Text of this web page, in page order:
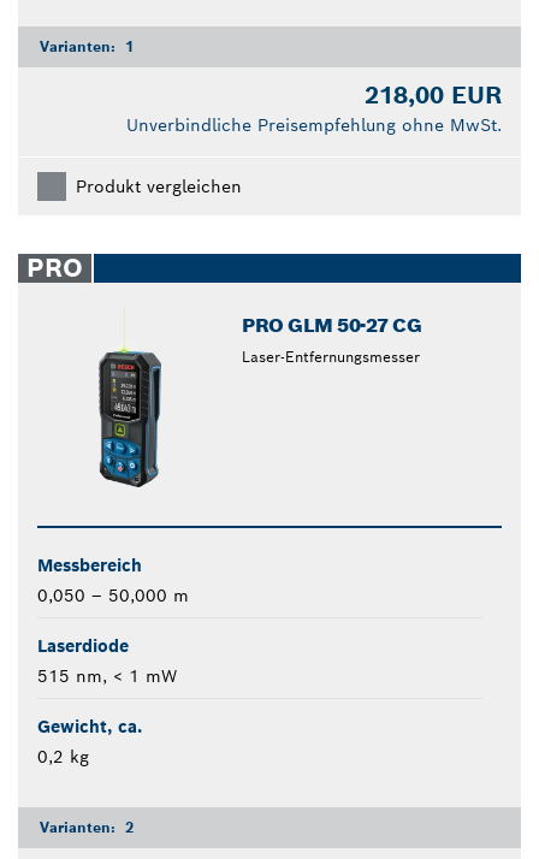
Varianten: 1
218,00 EUR
Unverbindliche Preisempfehlung ohne MwSt.
Produkt vergleichen
PRO
PRO GLM 50-27 CG
Laser-Entfernungsmesser
Messbereich
0,050 – 50,000 m
Laserdiode
515 nm, < 1 mW
Gewicht, ca.
0,2 kg
Varianten: 2